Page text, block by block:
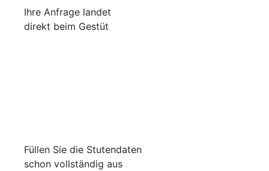
Ihre Anfrage landet
direkt beim Gestüt
Füllen Sie die Stutendaten
schon vollständig aus